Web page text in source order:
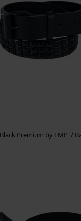
Black Premium by EMP